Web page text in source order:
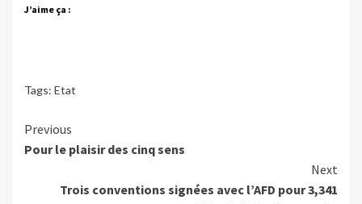
J’aime ça :
Tags: Etat
Continue
Reading
Previous
Pour le plaisir des cinq sens
Next
Trois conventions signées avec l’AFD pour 3,341